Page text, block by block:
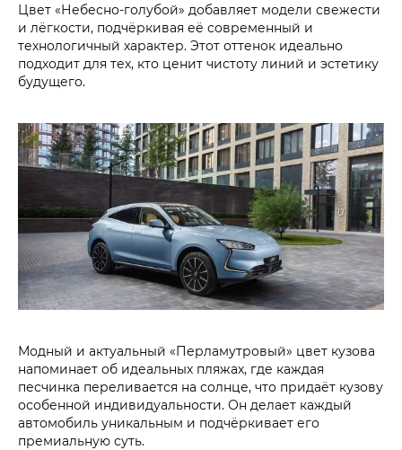
Цвет «Небесно-голубой» добавляет модели свежести
и лёгкости, подчёркивая её современный и
технологичный характер. Этот оттенок идеально
подходит для тех, кто ценит чистоту линий и эстетику
будущего.
Модный и актуальный «Перламутровый» цвет кузова
напоминает об идеальных пляжах, где каждая
песчинка переливается на солнце, что придаёт кузову
особенной индивидуальности. Он делает каждый
автомобиль уникальным и подчёркивает его
премиальную суть.